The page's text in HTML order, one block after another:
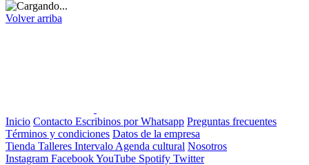
Volver arriba
Inicio Contacto Escribinos por Whatsapp Preguntas frecuentes
Términos y condiciones Datos de la empresa
Tienda Talleres Intervalo Agenda cultural Nosotros
Instagram FacebookYouTube Spotify Twitter